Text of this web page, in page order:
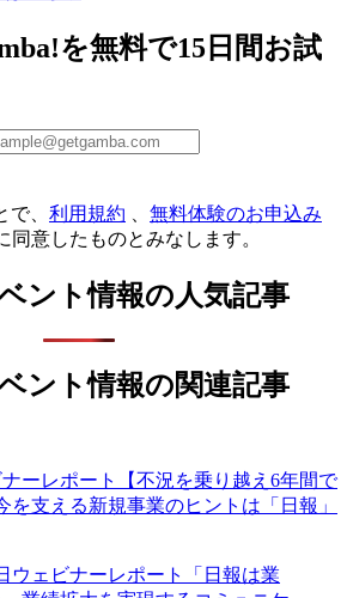
を無料で15日間お試
、 利用規約
無料体験のお申込み
同意したものとみなします。
ント情報の人気記事
ント情報の関連記事
ナーレポート【不況を乗り越え6年間で
を支える新規事業のヒントは「日報」